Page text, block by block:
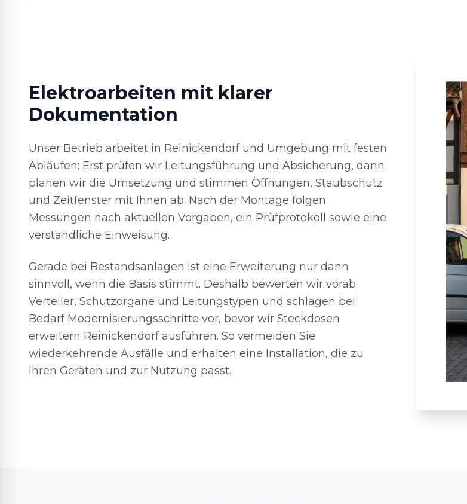
Elektroarbeiten mit klarer
Dokumentation
Unser Betrieb arbeitet in Reinickendorf und Umgebung mit festen
Abläufen: Erst prüfen wir Leitungsführung und Absicherung, dann
planen wir die Umsetzung und stimmen Öffnungen, Staubschutz
und Zeitfenster mit Ihnen ab. Nach der Montage folgen
Messungen nach aktuellen Vorgaben, ein Prüfprotokoll sowie eine
verständliche Einweisung.
Gerade bei Bestandsanlagen ist eine Erweiterung nur dann
sinnvoll, wenn die Basis stimmt. Deshalb bewerten wir vorab
Verteiler, Schutzorgane und Leitungstypen und schlagen bei
Bedarf Modernisierungsschritte vor, bevor wir Steckdosen
erweitern Reinickendorf ausführen. So vermeiden Sie
wiederkehrende Ausfälle und erhalten eine Installation, die zu
Ihren Geräten und zur Nutzung passt.